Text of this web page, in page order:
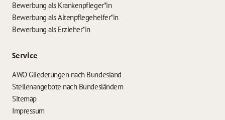
Bewerbung als Krankenpfleger*in
Bewerbung als Altenpflegehelfer*in
Bewerbung als Erzieher*in
Service
AWO Gliederungen nach Bundesland
Stellenangebote nach Bundesländern
Sitemap
Impressum